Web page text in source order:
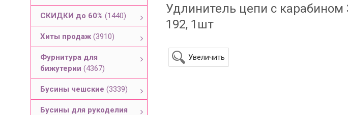
СКИДКИ до 60% (1440)
Хиты продаж (3910)
Фурнитура для
бижутерии (4367)
Бусины чешские (3339)
Бусины для рукоделия
Удлинитель цепи с карабином
192, 1шт
Увеличить